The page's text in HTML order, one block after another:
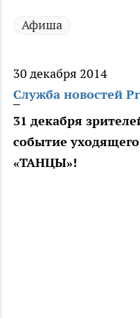
Афиша
30 декабря 2014
Служба новостей
31 декабря
событие
«ТАНЦЫ»!